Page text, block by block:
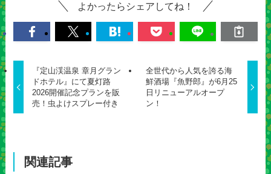
よかったらシェアしてね！
『定山渓温泉 章月グラン
ドホテル』にて夏灯路
2026開催記念プランを販
売！虫よけスプレー付き
全世代から人気を誇る海
鮮酒場『魚野郎』が6月25
日リニューアルオープ
ン！
関連記事